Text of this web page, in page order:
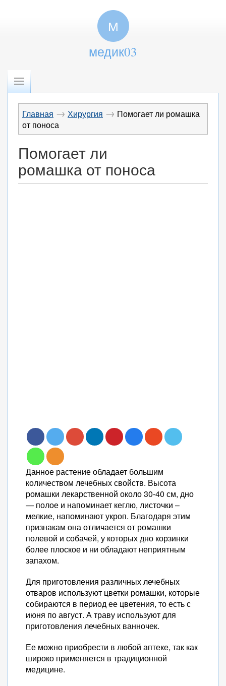
М
медик03
Главная → Хирургия → Помогает ли ромашка
от поноса
Помогает ли
ромашка от поноса
Данное растение обладает большим
количеством лечебных свойств. Высота
ромашки лекарственной около 30-40 см, дно
— полое и напоминает кеглю, листочки –
мелкие, напоминают укроп. Благодаря этим
признакам она отличается от ромашки
полевой и собачей, у которых дно корзинки
более плоское и ни обладают неприятным
запахом.
Для приготовления различных лечебных
отваров используют цветки ромашки, которые
собираются в период ее цветения, то есть с
июня по август. А траву используют для
приготовления лечебных ванночек.
Ее можно приобрести в любой аптеке, так как
широко применяется в традиционной
медицине.